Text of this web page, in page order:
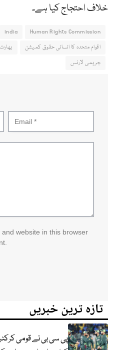
خلاف احتجاج کیا ہے۔
Human Rights Commission
india
اقوام متحدہ کا انسانی حقوق کمیشن
بھارت
جریمی لارنس
website in this browser
تازہ ترین خبریں
پی سی بی نے قومی